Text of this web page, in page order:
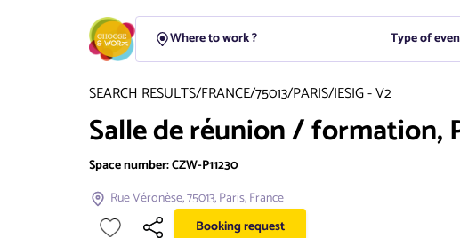
Type of
SEARCH RESULTS/FRANCE/75013/PARIS/IESIG - V2
Salle de réunion / formation,
Space number:CZW-P11230
Rue Véronèse, 75013, Paris, France
Booking request